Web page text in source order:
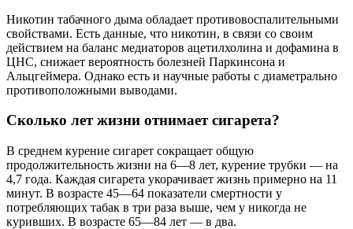
Никотин табачного дыма обладает противовоспалительными
свойствами. Есть данные, что никотин, в связи со своим
действием на баланс медиаторов ацетилхолина и дофамина в
ЦНС, снижает вероятность болезней Паркинсона и
Альцгеймера. Однако есть и научные работы с диаметрально
противоположными выводами.
Сколько лет жизни отнимает сигарета?
В среднем курение сигарет сокращает общую
продолжительность жизни на 6—8 лет, курение трубки — на
4,7 года. Каждая сигарета укорачивает жизнь примерно на 11
минут. В возрасте 45—64 показатели смертности у
потребляющих табак в три раза выше, чем у никогда не
куривших. В возрасте 65—84 лет — в два.